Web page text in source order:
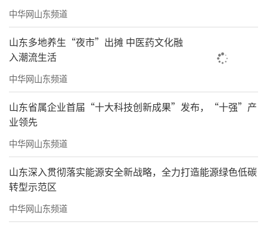
中华网山东频道
山东多地养生“夜市”出摊 中医药文化融
入潮流生活
中华网山东频道
山东省属企业首届“十大科技创新成果”发布，“十强”产
业领先
中华网山东频道
山东深入贯彻落实能源安全新战略，全力打造能源绿色低碳
转型示范区
中华网山东频道